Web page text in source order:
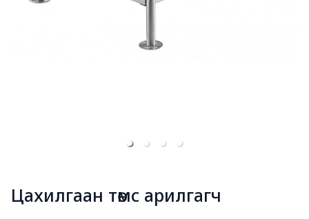
Цахилгаан төмс арилгагч